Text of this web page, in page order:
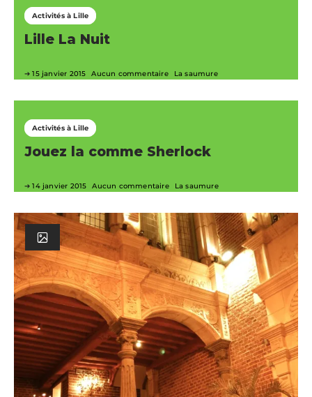
Activités à Lille
Lille La Nuit
15 janvier 2015 Aucun commentaire La saumure
Activités à Lille
Jouez la comme Sherlock
14 janvier 2015 Aucun commentaire La saumure